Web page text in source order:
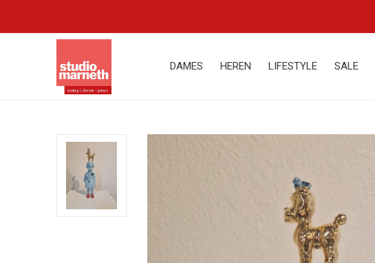
DAMES HEREN LIFESTYLE SALE